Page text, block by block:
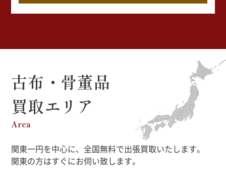
古布・骨董品
買取エリア
Area
関東一円を中心に、全国無料で出張買取いたします。
関東の方はすぐにお伺い致します。